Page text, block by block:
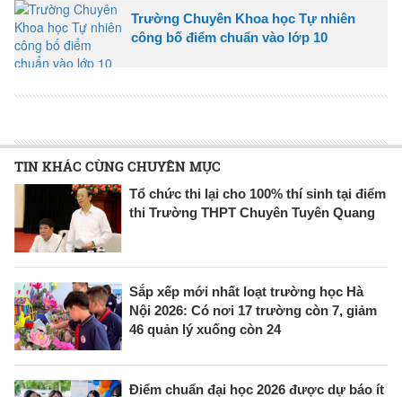
Trường Chuyên Khoa học Tự nhiên
công bố điểm chuẩn vào lớp 10
TIN KHÁC CÙNG CHUYÊN MỤC
Tổ chức thi lại cho 100% thí sinh tại điểm
thi Trường THPT Chuyên Tuyên Quang
Sắp xếp mới nhất loạt trường học Hà
Nội 2026: Có nơi 17 trường còn 7, giảm
46 quản lý xuống còn 24
Điểm chuẩn đại học 2026 được dự báo ít